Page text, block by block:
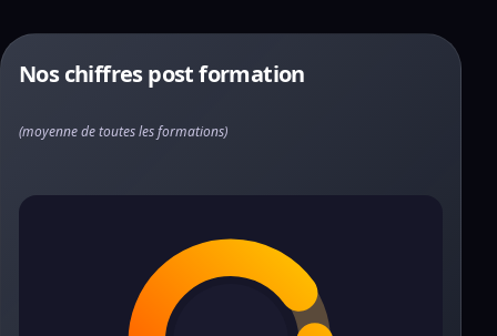
Nos chiffres post formation
(moyenne de toutes les formations)